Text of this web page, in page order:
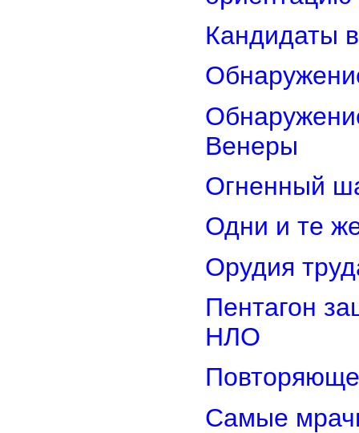
Кандидаты
Венеры
Огненный
Одни и те
Орудия
Пентагон
НЛО
Самые